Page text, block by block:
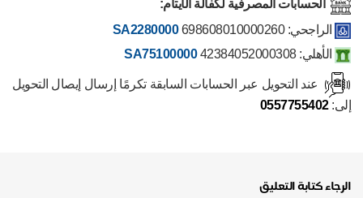
الحسابات المصرفية لكفالة الأيتام:
الراجحي:698608010000260
SA2280000
الأهلي: 42384052000308
SA75100000
عند التحويل عبر الحسابات السابقة تكرمًا إرسال إيصال التحويل
إلى:0557755402
الرجاء كتابة التعليق